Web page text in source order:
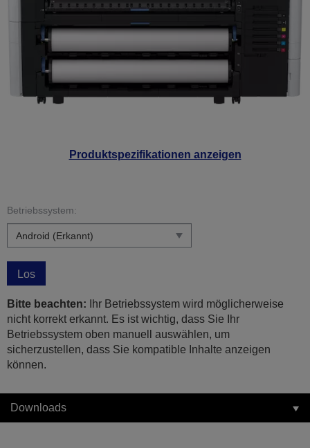
Produktspezifikationen anzeigen
Betriebssystem:
Los
Bitte beachten: Ihr Betriebssystem wird möglicherweise
nicht korrekt erkannt. Es ist wichtig, dass Sie Ihr
Betriebssystem oben manuell auswählen, um
sicherzustellen, dass Sie kompatible Inhalte anzeigen
können.
Downloads